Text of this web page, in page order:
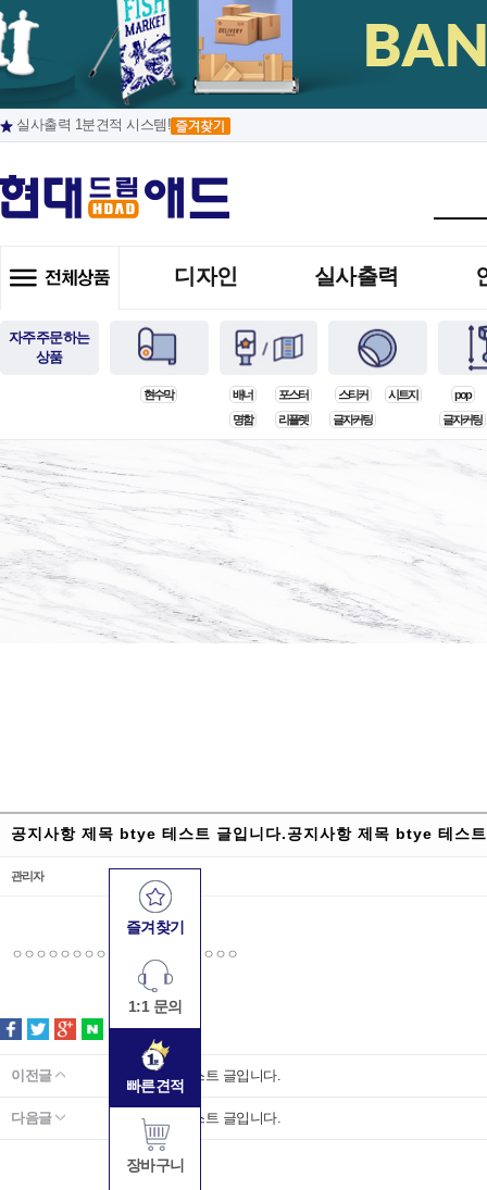
즐겨찾기
1:1 문의
빠른견적
장바구니
실사출력 1분견적 시스템!
디자인 실사출력
자주주문하는
상품
현수막 배너
포스터
명함
리플렛
스티커
시트지
글자커팅
pop
글자커팅
공지사항 제목 btye 테스트 글입니다.공지사항 제목 btye 테스
관리자
ㅇㅇㅇㅇㅇㅇㅇㅇㅇㅇㅇㅇㅇㅇㅇㅇㅇㅇㅇ
이전글 공지사항 테스트 글입니다.
다음글 공지사항 테스트 글입니다.